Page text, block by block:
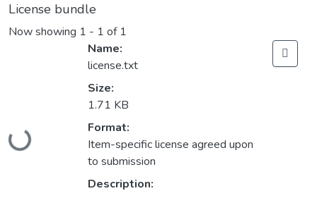
License bundle
Now showing 1 - 1 of 1
Loading...
Name:
license.txt
Size:
1.71 KB
Format:
Item-specific license agreed upon
to submission
Description: